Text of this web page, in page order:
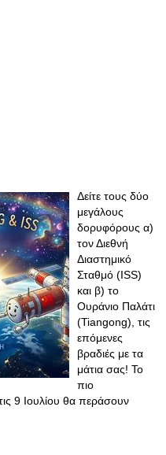
Δείτε τους δύο
μεγάλους
δορυφόρους α)
τον Διεθνή
Διαστημικό
Σταθμό (ISS)
και β) το
Ουράνιο Παλάτι
(Tiangong), τις
επόμενες
βραδιές με τα
μάτια σας! Το
πιο
9 Ιουλίου θα περάσουν